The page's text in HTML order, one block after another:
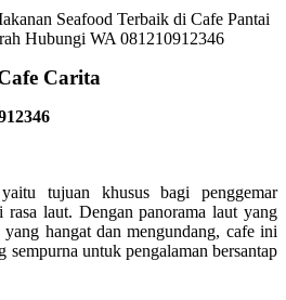
Carita
tujuan khusus bagi penggemar
rasa laut. Dengan panorama laut yang
yang hangat dan mengundang, cafe ini
sempurna untuk pengalaman bersantap